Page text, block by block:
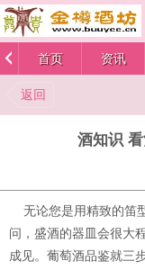
首页 资讯
返回
酒知识
无论您是用精致的笛
问，盛酒的器皿会很大
成见。葡萄酒品鉴就三